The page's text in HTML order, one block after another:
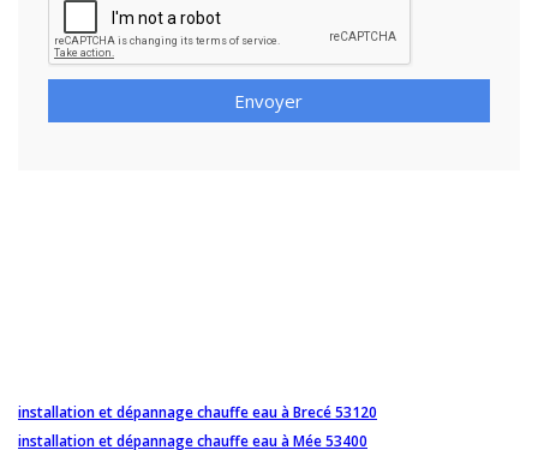
Envoyer
installation et dépannage chauffe eau à Brecé 53120
installation et dépannage chauffe eau à Mée 53400